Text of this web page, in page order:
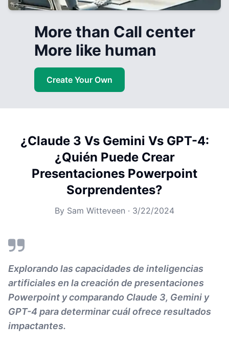
More than Call center
More like human
Create Your Own
¿Claude 3 Vs Gemini Vs GPT-4:
¿Quién Puede Crear
Presentaciones Powerpoint
Sorprendentes?
By Sam Witteveen · 3/22/2024
Explorando las capacidades de inteligencias
artificiales en la creación de presentaciones
Powerpoint y comparando Claude 3, Gemini y
GPT-4 para determinar cuál ofrece resultados
impactantes.